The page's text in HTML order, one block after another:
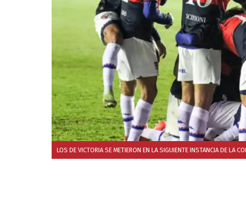
LOS DE VICTORIA SE METIERON EN LA SIGUIENTE INSTANCIA DE LA